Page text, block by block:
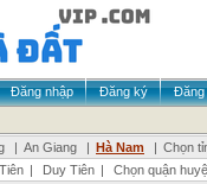
Đăng nhập Đăng ký
Đăng
| An Giang | Hà Nam | Chọn
| Duy Tiên |
Chọn quận